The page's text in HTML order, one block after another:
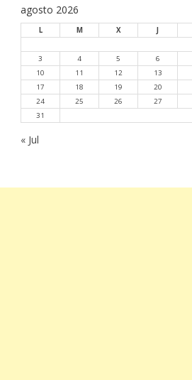
agosto 2026
L M X
3
4 5 6
10
11 12 13
17
18 19 20
24
25 26 27
31
« Jul